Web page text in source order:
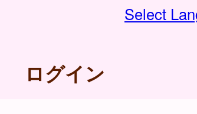
Select
ログイン